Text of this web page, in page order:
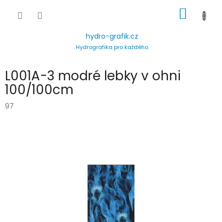
hydro-grafik.cz
Hydrografika pro každého
KOŠÍK
L001A-3 modré lebky v ohni
100/100cm
97